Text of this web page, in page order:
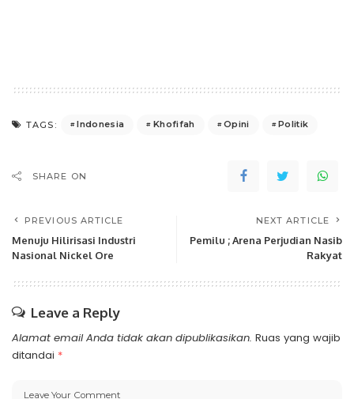
TAGS: Indonesia Khofifah Opini Politik
SHARE ON
PREVIOUS ARTICLE
Menuju Hilirisasi Industri
Nasional Nickel Ore
NEXT ARTICLE
Pemilu ; Arena Perjudian Nasib
Rakyat
Leave a Reply
Alamat email Anda tidak akan dipublikasikan. Ruas yang wajib
ditandai *